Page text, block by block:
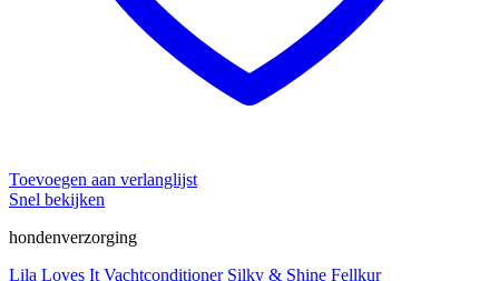
Toevoegen aan verlanglijst
Snel bekijken
hondenverzorging
Lila Loves It Vachtconditioner Silky & Shine Fellkur